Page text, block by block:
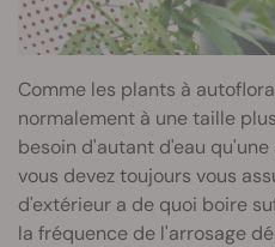
Comme les plants à
normalement à une taille
besoin d'autant d'eau
vous devez toujours vous
d'extérieur a de quoi boire
la fréquence de l'arrosage